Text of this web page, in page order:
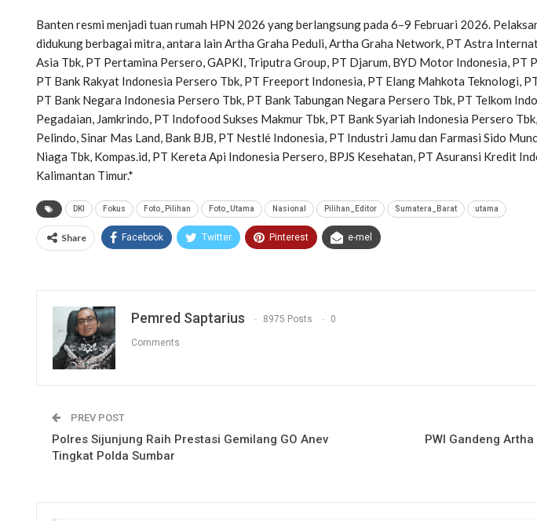
Banten resmi menjadi tuan rumah HPN 2026 yang berlangsung pada 6–9 Februari 2026.
didukung berbagai mitra, antara lain Artha Graha Peduli, Artha Graha Network, PT Astra
Asia Tbk, PT Pertamina Persero, GAPKI, Triputra Group, PT Djarum, BYD Motor Indonesia, PT
PT Bank Rakyat Indonesia Persero Tbk, PT Freeport Indonesia, PT Elang Mahkota Teknologi,
PT Bank Negara Indonesia Persero Tbk, PT Bank Tabungan Negara Persero Tbk, PT Telkom
Pegadaian, Jamkrindo, PT Indofood Sukses Makmur Tbk, PT Bank Syariah Indonesia Persero
Pelindo, Sinar Mas Land, Bank BJB, PT Nestlé Indonesia, PT Industri Jamu dan Farmasi Sido
Niaga Tbk, Kompas.id, PT Kereta Api Indonesia Persero, BPJS Kesehatan, PT Asuransi Kredit
Kalimantan Timur.*
DKI Fokus Foto_Pilihan Foto_Utama Nasional Pilihan_Editor Sumatera_Barat utama
Share Facebook Twitter Pinterest e-mel
Pemred Saptarius 8975 Posts 0
Comments
PREV POST
Polres Sijunjung Raih Prestasi Gemilang GO Anev
Tingkat Polda Sumbar
PWI Gandeng